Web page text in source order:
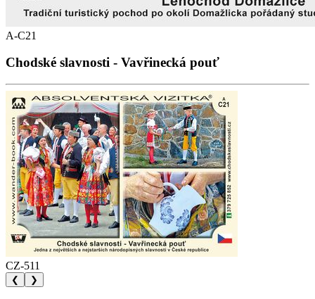
A-C21
Chodské slavnosti - Vavřinecká pouť
CZ-511
❮ ❯